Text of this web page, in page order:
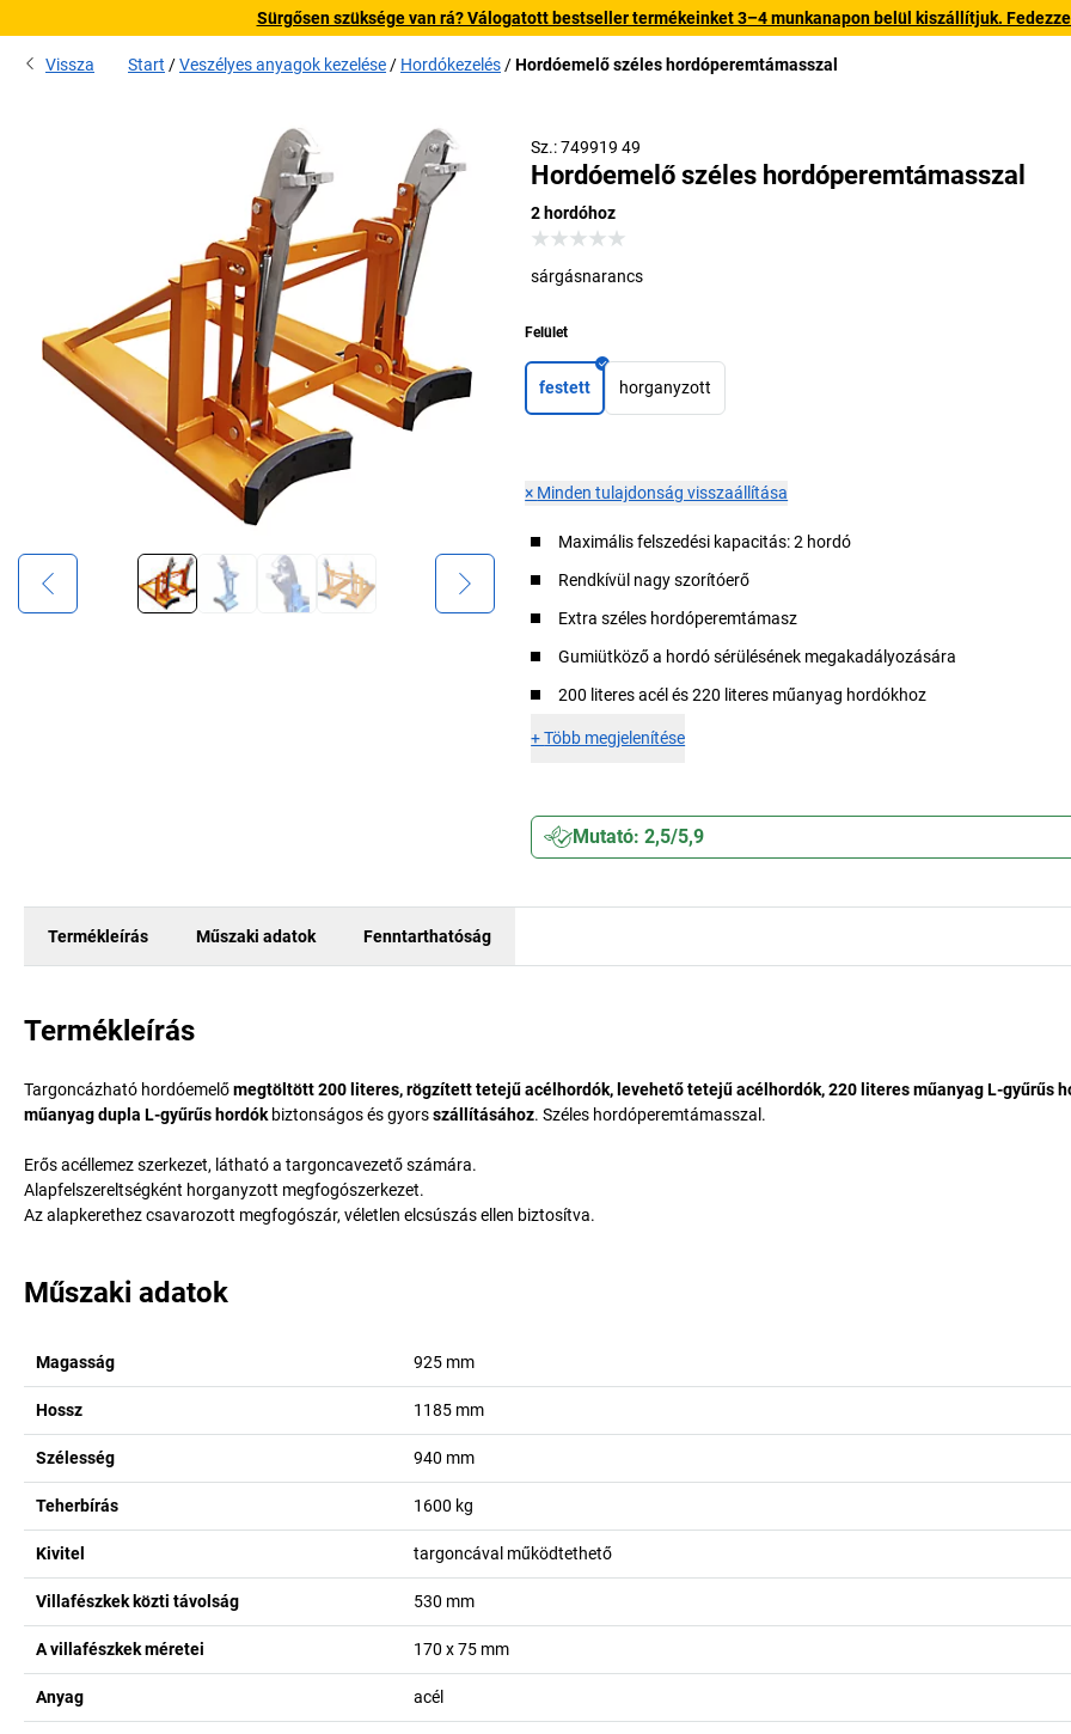
Sürgősen szüksége van rá? Válogatott bestseller termékeinket 3–4 munkanapon belül kiszállítjuk.
Vissza Start Veszélyes anyagok kezelése Hordókezelés Hordóemelő széles hordóperemtámasszal
Sz.: 749919 49
Hordóemelő széles hordóperemtámasszal
2 hordóhoz
sárgásnarancs
Felület
festett horganyzott
× Minden tulajdonság visszaállítása
Maximális felszedési kapacitás: 2 hordó
Rendkívül nagy szorítóerő
Extra széles hordóperemtámasz
Gumiütköző a hordó sérülésének megakadályozására
200 literes acél és 220 literes műanyag hordókhoz
+Több megjelenítése
Mutató: 2,5/5,9
Termékleírás Műszaki adatok Fenntarthatóság
Termékleírás
Targoncázható hordóemelőmegtöltött 200 literes, rögzített tetejű acélhordók, levehető tetejű acélhordók, 220 literes műanyag L-gyűrűs
műanyag dupla L-gyűrűs hordók biztonságos és gyorsszállításához. Széles hordóperemtámasszal.
Erős acéllemez szerkezet, látható a targoncavezető számára.
Alapfelszereltségként horganyzott megfogószerkezet.
Az alapkerethez csavarozott megfogószár, véletlen elcsúszás ellen biztosítva.
Műszaki adatok
Magasság 925 mm
Hossz 1185 mm
Szélesség 940 mm
Teherbírás 1600 kg
Kivitel targoncával működtethető
Villafészkek közti távolság 530 mm
A villafészkek méretei 170 x 75 mm
Anyag acél